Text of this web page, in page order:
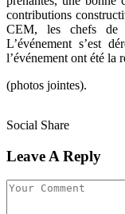
contributions
CEM, les chefs de
L’événement s’est
l’événement ont été la
(photos jointes).
Social Share
Leave A Reply